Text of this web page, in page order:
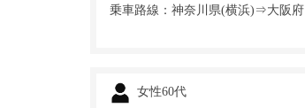
乗車路線：神奈川県(横浜)⇒大阪府
女性60代